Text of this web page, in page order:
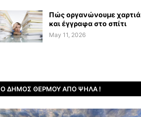
Πώς οργανώνουμε χαρτιά
και έγγραφα στο σπίτι
May 11, 2026
Ο ΔΉΜΟΣ ΘΈΡΜΟΥ ΑΠΌ ΨΗΛΆ !